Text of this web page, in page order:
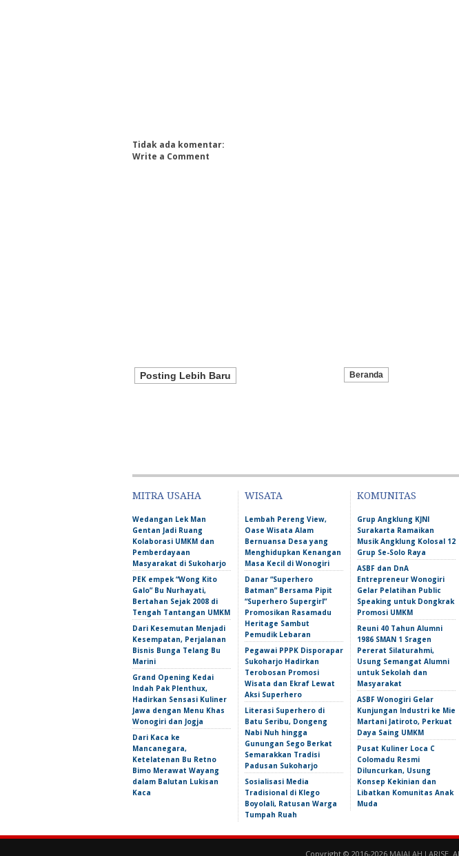
Tidak ada komentar:
Write a Comment
Posting Lebih Baru Beranda
MITRA USAHA
Wedangan Lek Man
Gentan Jadi Ruang
Kolaborasi UMKM dan
Pemberdayaan
Masyarakat di Sukoharjo
PEK empek “Wong Kito
Galo” Bu Nurhayati,
Bertahan Sejak 2008 di
Tengah Tantangan UMKM
Dari Kesemutan Menjadi
Kesempatan, Perjalanan
Bisnis Bunga Telang Bu
Marini
Grand Opening Kedai
Indah Pak Plenthux,
Hadirkan Sensasi Kuliner
Jawa dengan Menu Khas
Wonogiri dan Jogja
Dari Kaca ke
Mancanegara,
Ketelatenan Bu Retno
Bimo Merawat Wayang
dalam Balutan Lukisan
Kaca
WISATA
Lembah Pereng View,
Oase Wisata Alam
Bernuansa Desa yang
Menghidupkan Kenangan
Masa Kecil di Wonogiri
Danar “Superhero
Batman” Bersama Pipit
“Superhero Supergirl”
Promosikan Rasamadu
Heritage Sambut
Pemudik Lebaran
Pegawai PPPK Disporapar
Sukoharjo Hadirkan
Terobosan Promosi
Wisata dan Ekraf Lewat
Aksi Superhero
Literasi Superhero di
Batu Seribu, Dongeng
Nabi Nuh hingga
Gunungan Sego Berkat
Semarakkan Tradisi
Padusan Sukoharjo
Sosialisasi Media
Tradisional di Klego
Boyolali, Ratusan Warga
Tumpah Ruah
KOMUNITAS
Grup Angklung KJNI
Surakarta Ramaikan
Musik Angklung Kolosal 12
Grup Se-Solo Raya
ASBF dan DnA
Entrepreneur Wonogiri
Gelar Pelatihan Public
Speaking untuk Dongkrak
Promosi UMKM
Reuni 40 Tahun Alumni
1986 SMAN 1 Sragen
Pererat Silaturahmi,
Usung Semangat Alumni
untuk Sekolah dan
Masyarakat
ASBF Wonogiri Gelar
Kunjungan Industri ke Mie
Martani Jatiroto, Perkuat
Daya Saing UMKM
Pusat Kuliner Loca C
Colomadu Resmi
Diluncurkan, Usung
Konsep Kekinian dan
Libatkan Komunitas Anak
Muda
Copyright © 2016-2026 MAJALAH LARISE.